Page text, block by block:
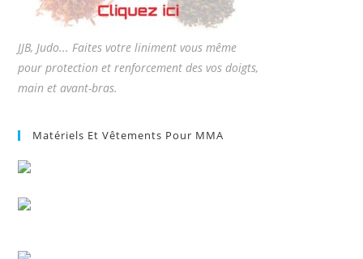
JJB, Judo... Faites votre liniment vous même
pour protection et renforcement des vos doigts,
main et avant-bras.
Matériels Et Vêtements Pour MMA